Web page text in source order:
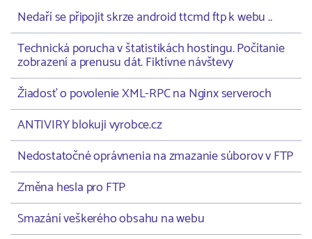
Nedaří se připojit skrze android ttcmd ftp k webu ..
Technická porucha v štatistikách hostingu. Počítanie
zobrazení a prenusu dát. Fiktívne návštevy
Žiadosť o povolenie XML-RPC na Nginx serveroch
ANTIVIRY blokuji vyrobce.cz
Nedostatočné oprávnenia na zmazanie súborov v FTP
Změna hesla pro FTP
Smazání veškerého obsahu na webu